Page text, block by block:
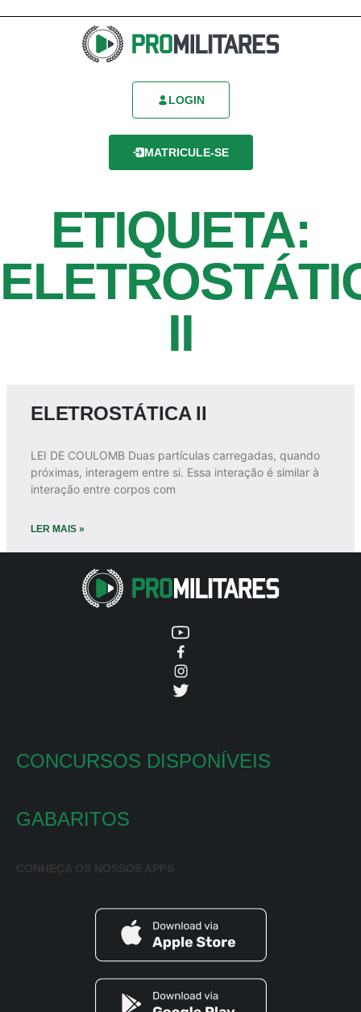
LOGIN
MATRICULE-SE
ETIQUETA:
II
ELETROSTÁTICA II
LEI DE COULOMB Duas partículas carregadas, quando
próximas, interagem entre si. Essa interação é similar à
interação entre corpos com
LER MAIS »
CONCURSOS DISPONÍVEIS
GABARITOS
CONHEÇA OS NOSSOS APPS